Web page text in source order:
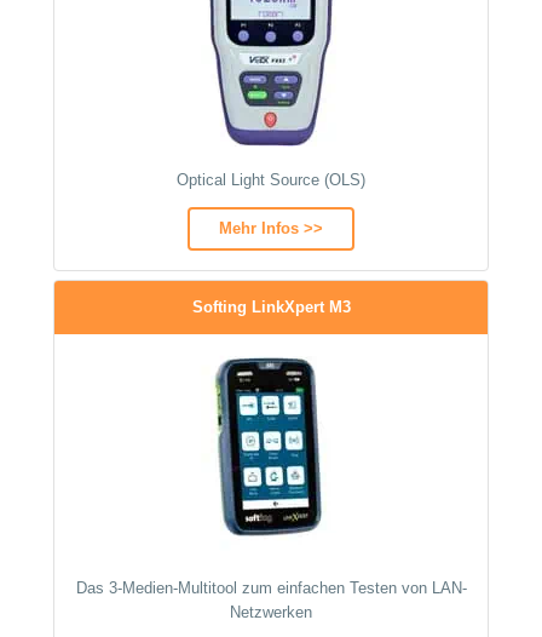
Optical Light Source (OLS)
Mehr Infos >>
Softing LinkXpert M3
Das 3-Medien-Multitool zum einfachen Testen von LAN-
Netzwerken